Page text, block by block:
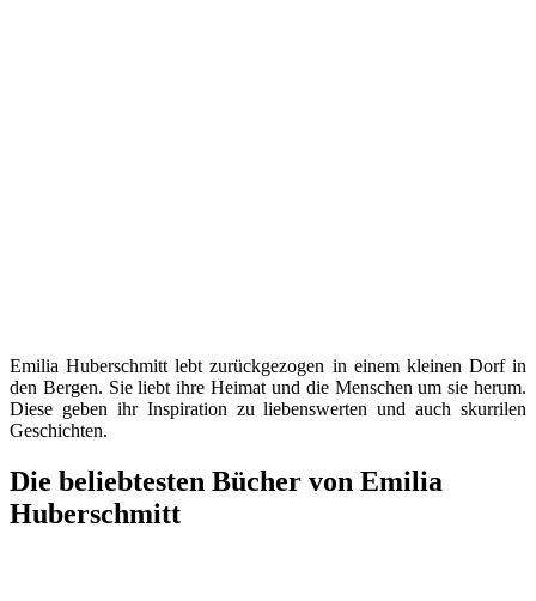
Emilia Huberschmitt lebt zurückgezogen in einem kleinen Dorf in
den Bergen. Sie liebt ihre Heimat und die Menschen um sie herum.
Diese geben ihr Inspiration zu liebenswerten und auch skurrilen
Geschichten.
Die beliebtesten Bücher von Emilia
Huberschmitt